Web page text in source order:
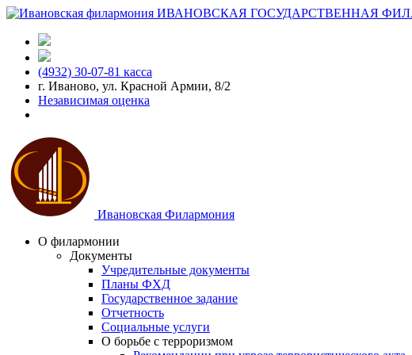
ИВАНОВСКАЯ ГОСУДАРСТВЕННАЯ
(4932) 30-07-81 касса
г. Иваново, ул. Красной Армии, 8/2
Независимая оценка
Ивановская Филармония
О филармонии
Документы
Учредительные документы
Планы ФХД
Государственное задание
Отчетность
Социальные услуги
О борьбе с терроризмом